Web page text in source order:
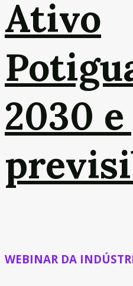
Ativo
2030
WEBINAR DA